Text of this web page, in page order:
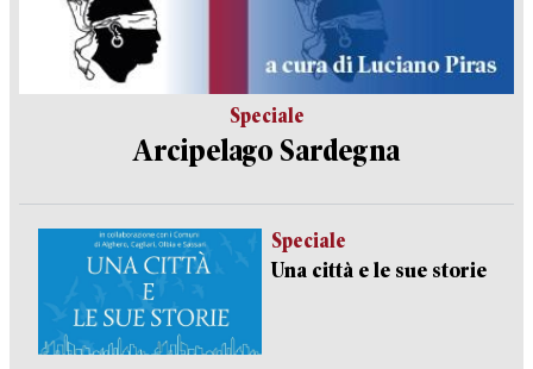
Speciale
Arcipelago Sardegna
Speciale
Una città e le sue storie